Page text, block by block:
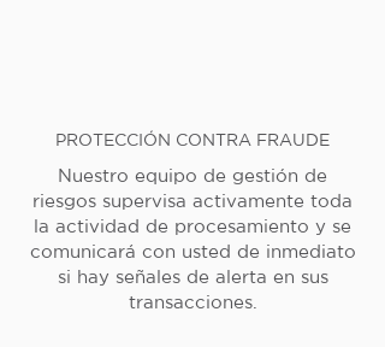
PROTECCIÓN CONTRA FRAUDE
Nuestro equipo de gestión de
riesgos supervisa activamente toda
la actividad de procesamiento y se
comunicará con usted de inmediato
si hay señales de alerta en sus
transacciones.